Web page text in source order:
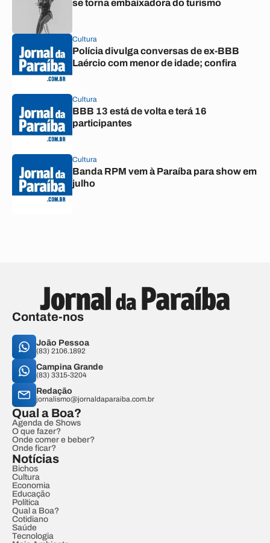
se torna embaixadora do turismo
Cultura
Polícia divulga conversas de ex-BBB
Laércio com menor de idade; confira
Cultura
BBB 13 está de volta e terá 16
participantes
Cultura
Banda RPM vem à Paraíba para show em
julho
Contate-nos
João Pessoa
(83) 2106.1892
Campina Grande
(83) 3315-3204
Redação
jornalismo@jornaldaparaiba.com.br
Qual a Boa?
Agenda de Shows
O que fazer?
Onde comer e beber?
Onde ficar?
Notícias
Bichos
Cultura
Economia
Educação
Política
Qual a Boa?
Cotidiano
Saúde
Tecnologia